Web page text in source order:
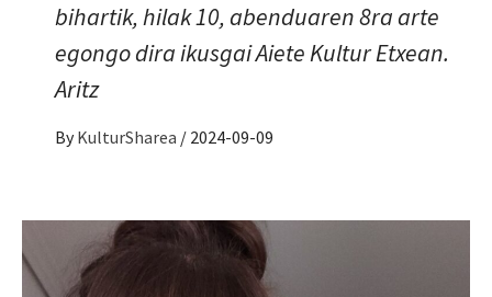
bihartik, hilak 10, abenduaren 8ra arte
egongo dira ikusgai Aiete Kultur Etxean.
Aritz
By KulturSharea / 2024-09-09